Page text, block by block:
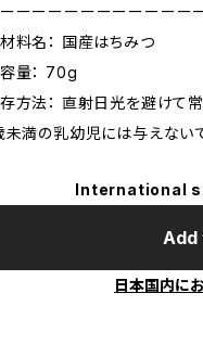
ーーーーーーーーーーー
料名： 国産はちみつ
量： 70g
方法： 直射日光を避けて
未満の乳幼児には与えない
International
日本国内に